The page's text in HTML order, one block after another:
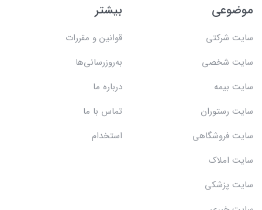
موضوعی
سایت شرکتی
سایت شخصی
سایت بیمه
سایت رستوران
سایت فروشگاهی
سایت املاک
سایت پزشکی
بیشتر
قوانین و مقررات
به‌روزرسانی‌ها
درباره ما
تماس با ما
استخدام